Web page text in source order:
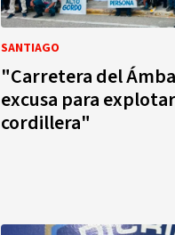
SANTIAGO
"Carretera del
excusa para
cordillera"